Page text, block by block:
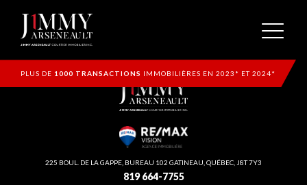
PLUS DE 1000 TRANSACTIONS IMMOBILIÈRES EN 2023* ET 2024*
225 BOUL. DE LA GAPPE, BUREAU 102 GATINEAU, QUÉBEC, J8T 7Y3
819 664-7755